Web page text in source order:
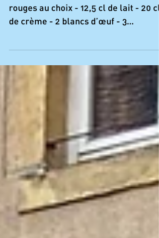
rouges au choix - 12,5 cl de lait - 20 cl
de crème - 2 blancs d’œuf - 3